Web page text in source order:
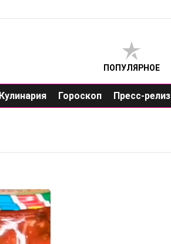
ПОПУЛЯРНОЕ
Кулинария Гороскоп Пресс-релиз